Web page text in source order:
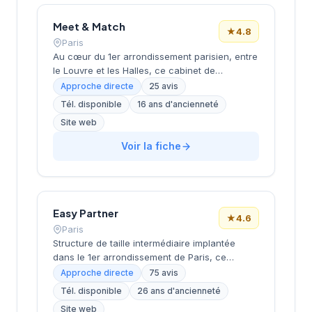
Meet & Match
Paris
★4.8
Au cœur du 1er arrondissement parisien, entre
le Louvre et les Halles, ce cabinet de
recrutement développe ses activités de
placement professionnel depuis son adresse
prestigieuse du 231 rue Saint-Honoré. Dirigée
par Monsieur Fontaine, cette structure
accompagne les entreprises et les candidats
dans leurs projets de recrutement en
de sa clientèle, comme en témoigne sa note
Google de 4,8 sur 5 basée sur 25 évaluations.
Son implantation dans ce quartier d'affaires
central lui confère un accès privilégié aux
réseaux économiques de la capitale.
Approche directe
25 avis
Tél. disponible
16 ans d'ancienneté
Site web
Voir la fiche
Easy Partner
Paris
★4.6
Structure de taille intermédiaire implantée
dans le 1er arrondissement de Paris, ce
cabinet de recrutement intervient depuis son
siège situé rue Montmartre, au cœur du
quartier Louvre-Les Halles. Dirigée par LEVY,
Approche directe
75 avis
Tél. disponible
26 ans d'ancienneté
Site web